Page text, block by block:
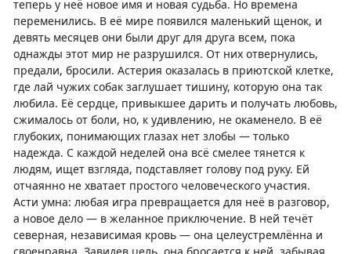
теперь у неё новое имя и новая судьба. Но времена
переменились. В её мире появился маленький щенок, и
девять месяцев они были друг для друга всем, пока
однажды этот мир не разрушился. От них отвернулись,
предали, бросили. Астерия оказалась в приютской клетке,
где лай чужих собак заглушает тишину, которую она так
любила. Её сердце, привыкшее дарить и получать любовь,
сжималось от боли, но, к удивлению, не окаменело. В её
глубоких, понимающих глазах нет злобы — только
надежда. С каждой неделей она всё смелее тянется к
людям, ищет взгляда, подставляет голову под руку. Ей
отчаянно не хватает простого человеческого участия.
Асти умна: любая игра превращается для неё в разговор,
а новое дело — в желанное приключение. В ней течёт
северная, независимая кровь — она целеустремлённа и
своенравна. Завидев цель, она бросается к ней, забывая